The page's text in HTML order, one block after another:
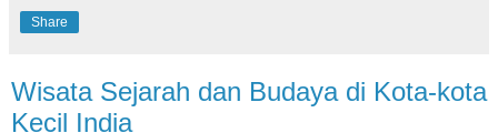
Share
Wisata Sejarah dan Budaya di Kota-kota
Kecil India